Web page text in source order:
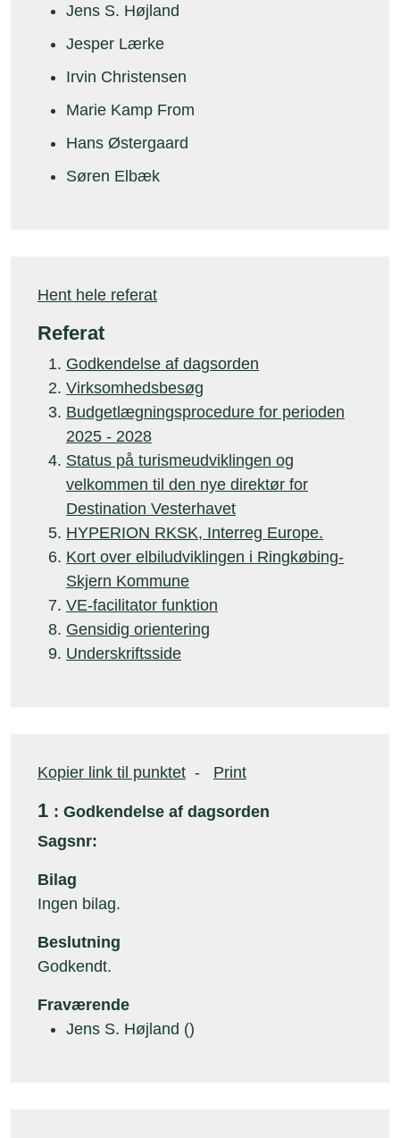
Jens S. Højland
Jesper Lærke
Irvin Christensen
Marie Kamp From
Hans Østergaard
Søren Elbæk
Hent hele referat
Referat
Godkendelse af dagsorden
Virksomhedsbesøg
Budgetlægningsprocedure for perioden
2025 - 2028
Status på turismeudviklingen og
velkommen til den nye direktør for
Destination Vesterhavet
HYPERION RKSK, Interreg Europe.
Kort over elbiludviklingen i Ringkøbing-
Skjern Kommune
VE-facilitator funktion
Gensidig orientering
Underskriftsside
Kopier link til punktet - Print
1 : Godkendelse af dagsorden
Sagsnr:
Bilag
Ingen bilag.
Beslutning
Godkendt.
Fraværende
Jens S. Højland ()